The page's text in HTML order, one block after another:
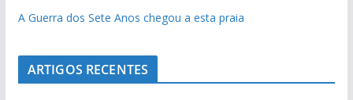
A Guerra dos Sete Anos chegou a esta praia
ARTIGOS RECENTES